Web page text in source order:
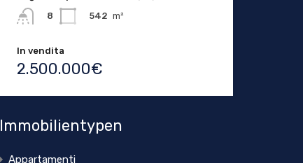
8
542 m²
In vendita
2.500.000€
Immobilientypen
Appartamenti